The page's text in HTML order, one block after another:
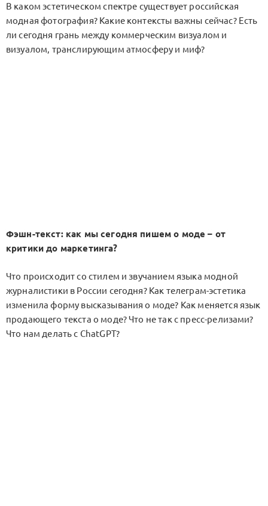
В каком эстетическом спектре существует российская
модная фотография? Какие контексты важны сейчас? Есть
ли сегодня грань между коммерческим визуалом и
визуалом, транслирующим атмосферу и миф?
Фэшн-текст: как мы сегодня пишем о моде – от
критики до маркетинга?
Что происходит со стилем и звучанием языка модной
журналистики в России сегодня? Как телеграм-эстетика
изменила форму высказывания о моде? Как меняется язык
продающего текста о моде? Что не так с пресс-релизами?
Что нам делать с ChatGPT?